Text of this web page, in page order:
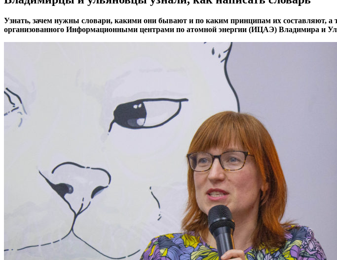
Узнать, зачем нужны словари, какими они бывают и по каким принципам их составляют, а
организованного Информационными центрами по атомной энергии (ИЦАЭ) Владимира и